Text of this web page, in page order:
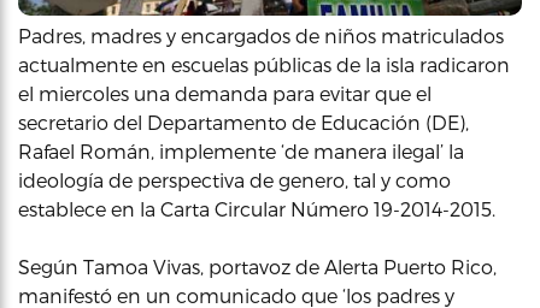
Padres, madres y encargados de niños matriculados
actualmente en escuelas públicas de la isla radicaron
el miercoles una demanda para evitar que el
secretario del Departamento de Educación (DE),
Rafael Román, implemente ‘de manera ilegal’ la
ideología de perspectiva de genero, tal y como
establece en la Carta Circular Número 19-2014-2015.
Según Tamoa Vivas, portavoz de Alerta Puerto Rico,
manifestó en un comunicado que ‘los padres y